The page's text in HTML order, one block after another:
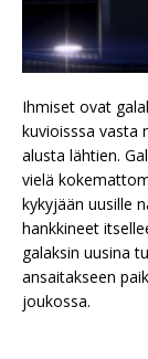
Ihmiset ovat
kuvioisssa vasta
alusta lähtien.
vielä
kykyjään uusille
hankkineet
galaksin uusina
ansaitakseen
joukossa.